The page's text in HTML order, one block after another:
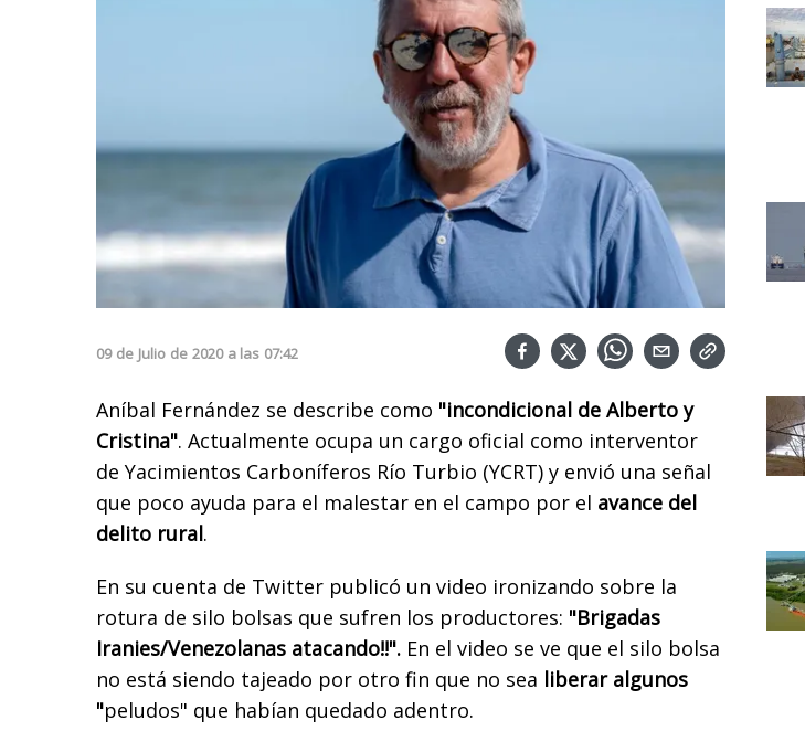
09 de Julio de 2020 a las 07:42
Aníbal Fernández se describe como "incondicional de Alberto y
Cristina". Actualmente ocupa un cargo oficial como interventor
de Yacimientos Carboníferos Río Turbio (YCRT) y envió una señal
que poco ayuda para el malestar en el campo por el avance del
delito rural.
En su cuenta de Twitter publicó un video ironizando sobre la
rotura de silo bolsas que sufren los productores: "Brigadas
Iranies/Venezolanas atacando!!". En el video se ve que el silo bolsa
no está siendo tajeado por otro fin que no sea liberar algunos
"peludos" que habían quedado adentro.